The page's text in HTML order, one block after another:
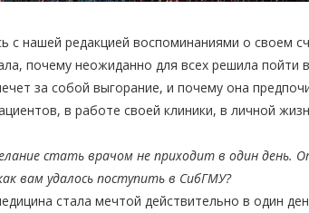
с нашей редакцией воспоминаниями о своем
почему неожиданно для всех решила пойти
за собой выгорание, и почему она
в работе своей клиники, в личной
стать врачом не приходит в один день.
вам удалось поступить в СибГМУ?
стала мечтой действительно в один